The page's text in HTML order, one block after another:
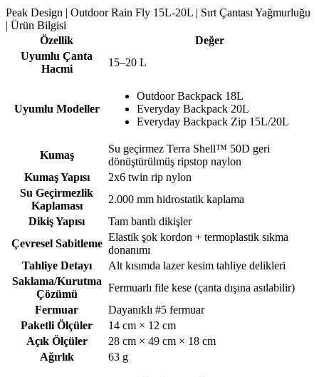
Peak Design | Outdoor Rain Fly 15L-20L | Sırt Çantası Yağmurluğu
| Ürün Bilgisi
Özellik
Değer
Uyumlu Çanta
Hacmi
15–20 L
Uyumlu Modeller
Outdoor Backpack 18L
Everyday Backpack 20L
Everyday Backpack Zip 15L/20L
Kumaş
Su geçirmez Terra Shell™ 50D geri
dönüştürülmüş ripstop naylon
Kumaş Yapısı
2x6 twin rip nylon
Su Geçirmezlik
Kaplaması
2.000 mm hidrostatik kaplama
Dikiş Yapısı
Tam bantlı dikişler
Çevresel Sabitleme
Elastik şok kordon + termoplastik sıkma
donanımı
Tahliye Detayı
Alt kısımda lazer kesim tahliye delikleri
Saklama/Kurutma
Çözümü
Fermuarlı file kese (çanta dışına asılabilir)
Fermuar
Dayanıklı #5 fermuar
Paketli Ölçüler
14 cm × 12 cm
Açık Ölçüler
28 cm × 49 cm × 18 cm
Ağırlık
63 g